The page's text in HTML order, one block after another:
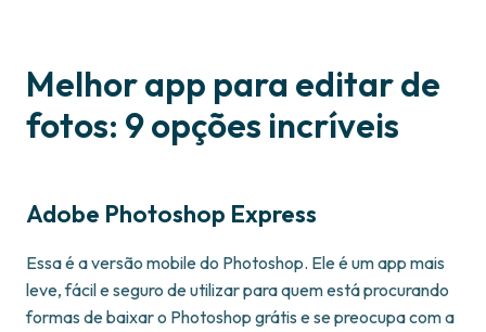
Melhor app para editar de
fotos: 9 opções incríveis
Adobe Photoshop Express
Essa é a versão mobile do Photoshop. Ele é um app mais
leve, fácil e seguro de utilizar para quem está procurando
formas de baixar o Photoshop grátis e se preocupa com a